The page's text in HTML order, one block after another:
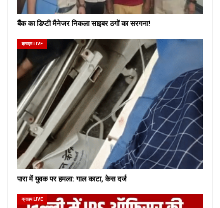
बैंक का डिप्टी मैनेजर निकला साइबर ठगों का सरगना!
क्राइम LIVE
पारा में युवक पर हमला: गाल काटा, केस दर्ज
क्राइम LIVE